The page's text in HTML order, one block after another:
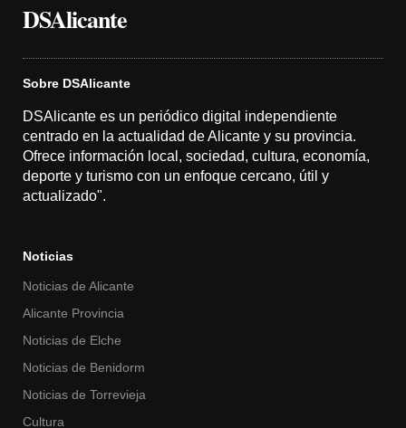
DSAlicante
Sobre DSAlicante
DSAlicante es un periódico digital independiente
centrado en la actualidad de Alicante y su provincia.
Ofrece información local, sociedad, cultura, economía,
deporte y turismo con un enfoque cercano, útil y
actualizado".
Noticias
Noticias de Alicante
Alicante Provincia
Noticias de Elche
Noticias de Benidorm
Noticias de Torrevieja
Cultura